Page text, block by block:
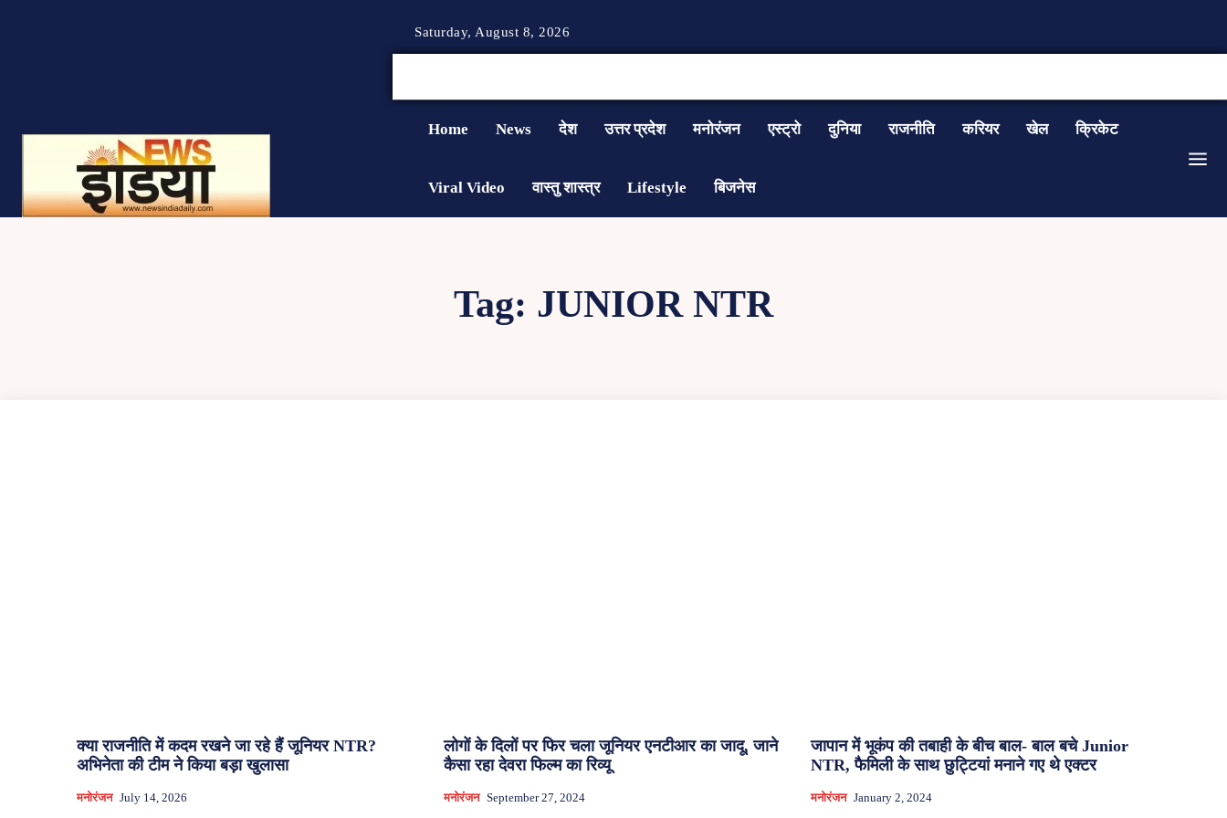
Saturday, August 8, 2026
Home News देश उत्तर प्रदेश मनोरंजन एस्ट्रो दुनिया राजनीति करियर खेल क्रिकेट
Viral Video वास्तु शास्त्र Lifestyle बिजनेस
Tag: JUNIOR NTR
क्या राजनीति में कदम रखने जा रहे हैं जूनियर NTR?
अभिनेता की टीम ने किया बड़ा खुलासा
मनोरंजन July 14, 2026
लोगों के दिलों पर फिर चला जूनियर एनटीआर का जादू, जाने
कैसा रहा देवरा फिल्म का रिव्यू
मनोरंजन September 27, 2024
जापान में भूकंप की तबाही के बीच बाल- बाल बचे Junior
NTR, फैमिली के साथ छुट्टियां मनाने गए थे एक्टर
मनोरंजन January 2, 2024